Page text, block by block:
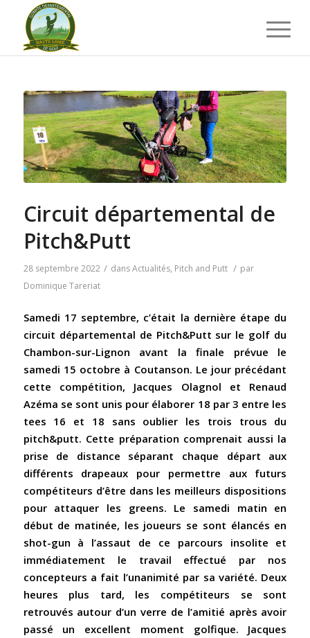
Circuit départemental de
Pitch&Putt
28 septembre 2022 / dansActualités, Pitch and Putt / par
Dominique Tareriat
Samedi 17 septembre, c’était la dernière étape du
circuit départemental de Pitch&Putt sur le golf du
Chambon-sur-Lignon avant la finale prévue le
samedi 15 octobre à Coutanson. Le jour précédant
cette compétition, Jacques Olagnol et Renaud
Azéma se sont unis pour élaborer 18 par 3 entre les
tees 16 et 18 sans oublier les trois trous du
pitch&putt. Cette préparation comprenait aussi la
prise de distance séparant chaque départ aux
différents drapeaux pour permettre aux futurs
compétiteurs d’être dans les meilleurs dispositions
pour attaquer les greens. Le samedi matin en
début de matinée, les joueurs se sont élancés en
shot-gun à l’assaut de ce parcours insolite et
immédiatement le travail effectué par nos
concepteurs a fait l’unanimité par sa variété. Deux
heures plus tard, les compétiteurs se sont
retrouvés autour d’un verre de l’amitié après avoir
passé un excellent moment golfique. Jacques